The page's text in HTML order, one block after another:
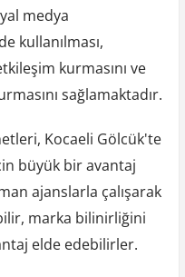
medya
kullanılması,
kurmasını ve
sağlamaktadır.
Kocaeli Gölcük'te
büyük bir avantaj
ajanslarla çalışarak
marka bilinirliğini
elde edebilirler.